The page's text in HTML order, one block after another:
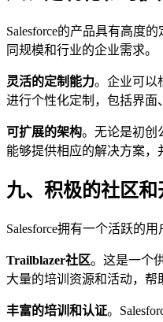
Salesforce的产品具有高度
同规模和行业的企业需求。
灵活的定制能力。企业可以
进行个性化定制，包括界面
可扩展的架构。无论是初创
能够提供相应的解决方案，
九、积极的社区
Salesforce拥有一个活跃的
Trailblazer社区。这是一个
大量的培训资源和活动，帮
丰富的培训和认证。